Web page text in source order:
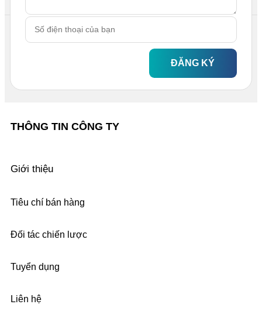
ĐĂNG KÝ
THÔNG TIN CÔNG TY
Giới thiệu
Tiêu chí bán hàng
Đối tác chiến lược
Tuyển dụng
Liên hệ